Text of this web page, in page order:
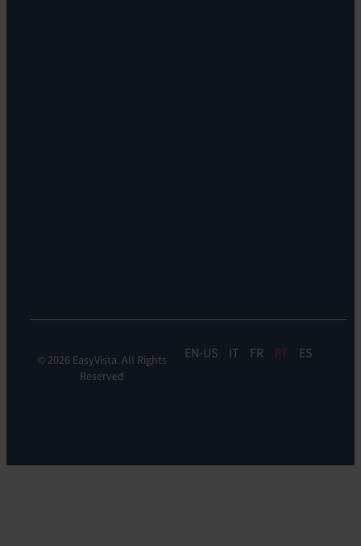
© 2026 EasyVista. All Rights
Reserved
EN IT FR PT ES